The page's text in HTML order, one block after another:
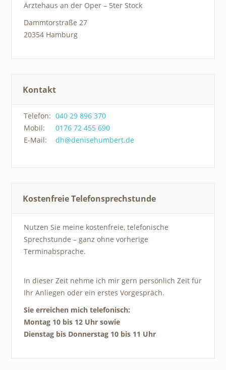
Ärztehaus an der Oper – 5ter Stock
Dammtorstraße 27
20354 Hamburg
Kontakt
Telefon: 040 29 896 370
Mobil:
0176 72 455 690
E-Mail:
dh@denisehumbert.de
Kostenfreie Telefonsprechstunde
Nutzen Sie meine kostenfreie, telefonische
Sprechstunde – ganz ohne vorherige
Terminabsprache.
In dieser Zeit nehme ich mir gern persönlich Zeit für
Ihr Anliegen oder ein erstes Vorgespräch.
Sie erreichen mich telefonisch:
Montag 10 bis 12 Uhr sowie
Dienstag bis Donnerstag 10 bis 11 Uhr